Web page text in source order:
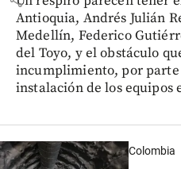
Antioquia, Andrés Julián
Medellín, Federico
del Toyo, y el obstáculo
incumplimiento, por
instalación de los equipos
Colombia